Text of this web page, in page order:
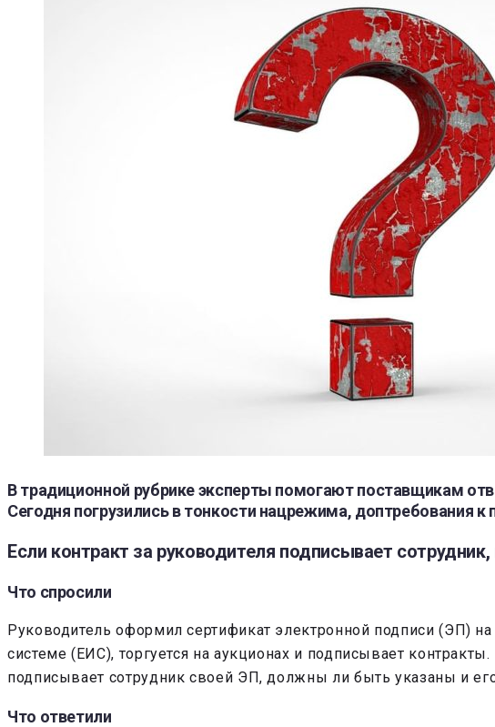
В традиционной рубрике эксперты помогают поставщикам
Сегодня погрузились в тонкости нацрежима,
Если контракт за руководителя подписывает
Что спросили
Руководитель оформил сертификат электронной подписи (ЭП)
системе (ЕИС), торгуется на аукционах и подписывает
подписывает сотрудник своей ЭП, должны ли быть указаны и
Что ответили